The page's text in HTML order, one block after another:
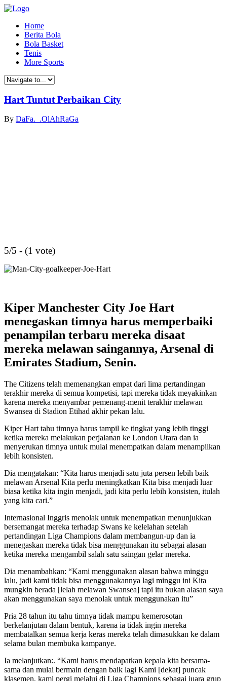
Home
Berita Bola
Bola Basket
Tenis
More Sports
Hart Tuntut Perbaikan City
By DaFa._.OlAhRaGa
5/5 - (1 vote)
Kiper Manchester City Joe Hart
menegaskan timnya harus memperbaiki
penampilan terbaru mereka disaat
mereka melawan saingannya, Arsenal di
Emirates Stadium, Senin.
The Citizens telah memenangkan empat dari lima pertandingan
terakhir mereka di semua kompetisi, tapi mereka tidak meyakinkan
karena mereka menyambar pemenang-menit terakhir melawan
Swansea di Stadion Etihad akhir pekan lalu.
Kiper Hart tahu timnya harus tampil ke tingkat yang lebih tinggi
ketika mereka melakukan perjalanan ke London Utara dan ia
menyerukan timnya untuk mulai menempatkan dalam menampilkan
lebih konsisten.
Dia mengatakan: “Kita harus menjadi satu juta persen lebih baik
melawan Arsenal Kita perlu meningkatkan Kita bisa menjadi luar
biasa ketika kita ingin menjadi, jadi kita perlu lebih konsisten, itulah
yang kita cari.”
Internasional Inggris menolak untuk menempatkan menunjukkan
bersemangat mereka terhadap Swans ke kelelahan setelah
pertandingan Liga Champions dalam membangun-up dan ia
menegaskan mereka tidak bisa menggunakan itu sebagai alasan
ketika mereka mengambil salah satu saingan gelar mereka.
Dia menambahkan: “Kami menggunakan alasan bahwa minggu
lalu, jadi kami tidak bisa menggunakannya lagi minggu ini Kita
mungkin berada [lelah melawan Swansea] tapi itu bukan alasan saya
akan menggunakan saya menolak untuk menggunakan itu”
Pria 28 tahun itu tahu timnya tidak mampu kemerosotan
berkelanjutan dalam bentuk, karena ia tidak ingin mereka
membatalkan semua kerja keras mereka telah dimasukkan ke dalam
selama bulan membuka kampanye.
Ia melanjutkan:. “Kami harus mendapatkan kepala kita bersama-
sama dan mulai bermain dengan baik lagi Kami [dekat] puncak
klasemen, kami pergi melalui di Liga Champions sebagai juara grup